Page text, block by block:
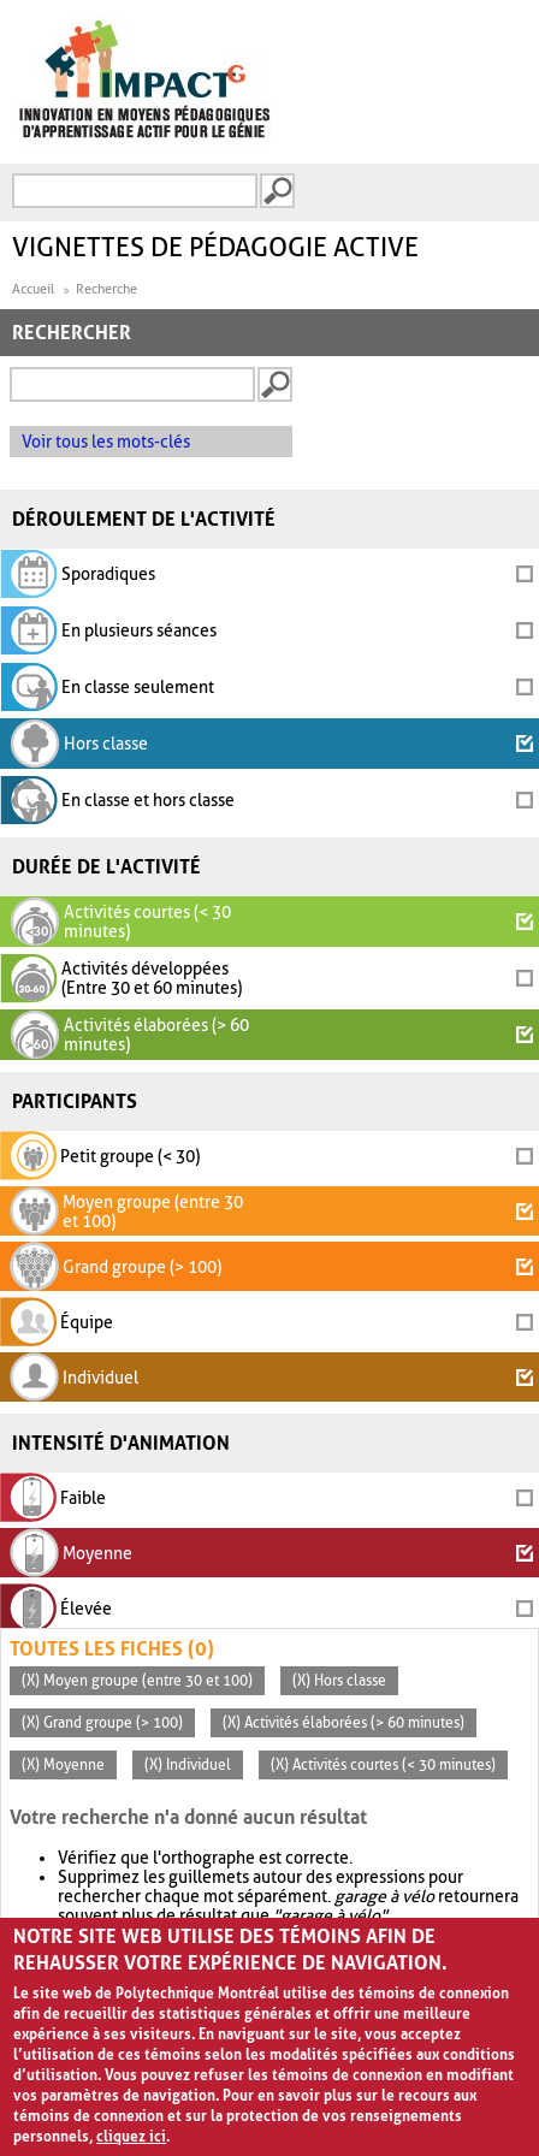
FORMULAIRE DE
VIGNETTES DE PÉDAGOGIE ACTIVE
Accueil Recherche
RECHERCHER
Voir tous les mots-clés
DÉROULEMENT DE L'ACTIVITÉ
Sporadiques
En plusieurs séances
En classe seulement
Hors classe
En classe et hors classe
DURÉE DE L'ACTIVITÉ
Activités courtes (< 30
minutes)
Activités développées
(Entre 30 et 60 minutes)
Activités élaborées (> 60
minutes)
PARTICIPANTS
Petit groupe (< 30)
Moyen groupe (entre 30
et 100)
Grand groupe (> 100)
Équipe
Individuel
INTENSITÉ D'ANIMATION
Faible
Moyenne
Élevée
TOUTES LES FICHES (0)
(X) Moyen groupe (entre 30 et 100) (X) Hors classe
(X) Grand groupe (> 100) (X) Activités élaborées (> 60 minutes)
(X) Moyenne (X) Individuel (X) Activités courtes (< 30 minutes)
Votre recherche n'a donné aucun résultat
Vérifiez que l'orthographe est correcte.
Supprimez les guillemets autour des expressions pour
rechercher chaque mot séparément. garage à véloretournera
souvent plus de résultat que"garage à vélo".
Envisagez d'élargir votre recherche avec OR.garage OR vélo
retournera souvent plus de résultat quegarage à vélo
NOTRE SITE WEB UTILISE DES TÉMOINS AFIN DE
REHAUSSER VOTRE EXPÉRIENCE DE NAVIGATION.
Le site web de Polytechnique Montréal utilise des témoins de connexion
afin de recueillir des statistiques générales et offrir une meilleure
expérience à ses visiteurs. En naviguant sur le site, vous acceptez
l’utilisation de ces témoins selon les modalités spécifiées aux conditions
d’utilisation. Vous pouvez refuser les témoins de connexion en modifiant
vos paramètres de navigation. Pour en savoir plus sur le recours aux
témoins de connexion et sur la protection de vos renseignements
personnels,cliquez ici.